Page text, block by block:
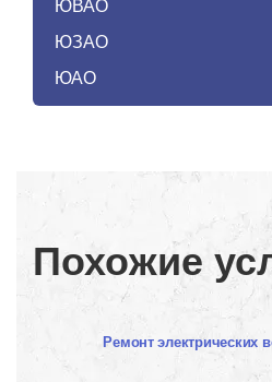
ЮВАО
ЮЗАО
ЮАО
Похожие
Ремонт электрических